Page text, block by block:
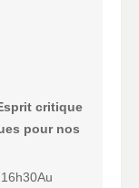
critique
pour nos